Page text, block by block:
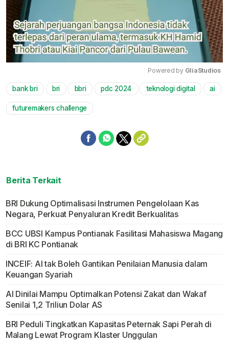
Mute
Powered by GliaStudios
bank bri bri bbri pdc 2024 teknologi digital ai
futuremakers challenge
Berita Terkait
BRI Dukung Optimalisasi Instrumen Pengelolaan Kas
Negara, Perkuat Penyaluran Kredit Berkualitas
BCC UBSI Kampus Pontianak Fasilitasi Mahasiswa Magang
di BRI KC Pontianak
INCEIF: AI tak Boleh Gantikan Penilaian Manusia dalam
Keuangan Syariah
AI Dinilai Mampu Optimalkan Potensi Zakat dan Wakaf
Senilai 1,2 Triliun Dolar AS
BRI Peduli Tingkatkan Kapasitas Peternak Sapi Perah di
Malang Lewat Program Klaster Unggulan